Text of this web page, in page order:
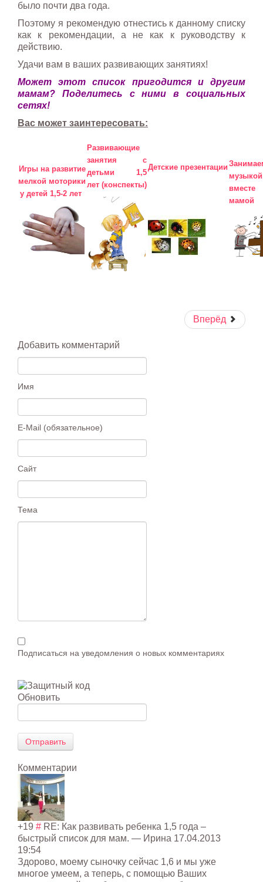
было почти два года.
Поэтому я рекомендую отнестись к данному списку
как к рекомендации, а не как к руководству к
действию.
Удачи вам в ваших развивающих занятиях!
Может этот список пригодится и другим
мамам? Поделитесь с ними в социальных
сетях!
Вас может заинтересовать:
Игры на развитие
мелкой моторики
у детей 1,5-2 лет
Развивающие
занятия с
детьми 1,5
лет (конспекты)
Детские презентации
музыкой
мамой
Вперёд
Добавить комментарий
Имя
E-Mail (обязательное)
Сайт
Тема
Подписаться на уведомления о новых комментариях
Обновить
Отправить
Комментарии
+19 # RE: Как развивать ребенка 1,5 года –
быстрый список для мам. — Ирина 17.04.2013
19:54
Здорово, моему сыночку сейчас 1,6 и мы уже
многое умеем, а теперь, с помощью Ваших